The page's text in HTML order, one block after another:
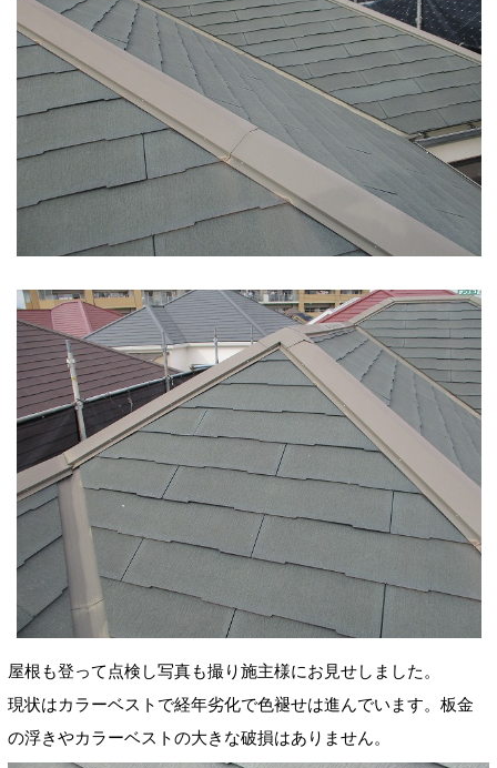
屋根も登って点検し写真も撮り施主様にお見せしました。
現状はカラーベストで経年劣化で色褪せは進んでいます。板金
の浮きやカラーベストの大きな破損はありません。